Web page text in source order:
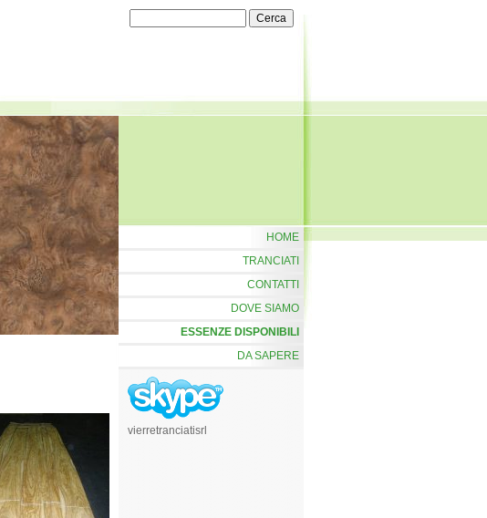
HOME
TRANCIATI
CONTATTI
DOVE SIAMO
ESSENZE DISPONIBILI
DA SAPERE
vierretranciatisrl